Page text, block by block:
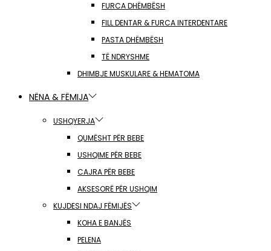
FURCA DHËMBËSH
FILL DENTAR & FURCA INTERDENTARE
PASTA DHËMBËSH
TË NDRYSHME
DHIMBJE MUSKULARE & HEMATOMA
NËNA & FËMIJA
USHQYERJA
QUMËSHT PËR BEBE
USHQIME PËR BEBE
CAJRA PËR BEBE
AKSESORË PËR USHQIM
KUJDESI NDAJ FËMIJËS
KOHA E BANJËS
PELENA